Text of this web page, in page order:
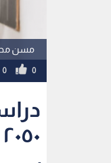
مسن
0
0
٢٠٥٠